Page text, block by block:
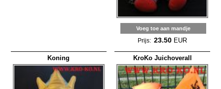
Voeg toe aan mandje
Prijs: 23.50 EUR
Koning KroKo Juichoverall